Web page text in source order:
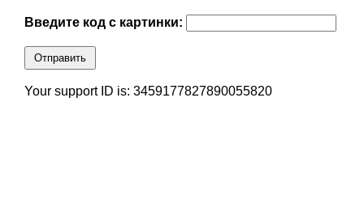
Введите код с картинки:
Отправить
Your support ID is: 3459177827890055820